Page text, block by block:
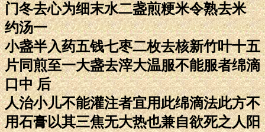
门冬去心为细末水二盏煎粳米令熟去米
约汤一
小盏半入药五钱七枣二枚去核新竹叶十五
片同煎至一大盏去滓大温服不能服者绵滴
口中 后
人治小儿不能灌注者宜用此绵滴法此方不
用石膏以其三焦无大热也兼自欲死之人阳